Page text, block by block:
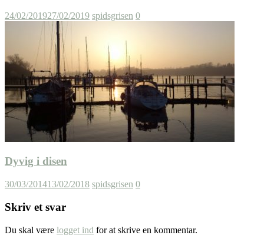
24/02/201927/02/2019 spidsgrisen 0
Dyvig i disen
30/03/201413/02/2018 spidsgrisen 0
Skriv et svar
Du skal være logget ind for at skrive en kommentar.